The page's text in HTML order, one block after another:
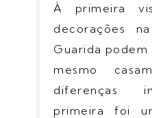
À primeira
decorações
Guarida
mesmo
diferenças
primeira foi